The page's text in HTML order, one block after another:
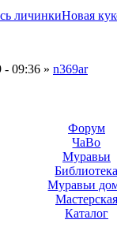
личинкиНовая
- 09:36 » n369ar
Форум
ЧаВо
Муравьи
Муравьи
Мастерская
Каталог